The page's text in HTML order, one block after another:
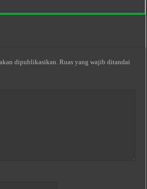
dipublikasikan. Ruas yang wajib ditandai